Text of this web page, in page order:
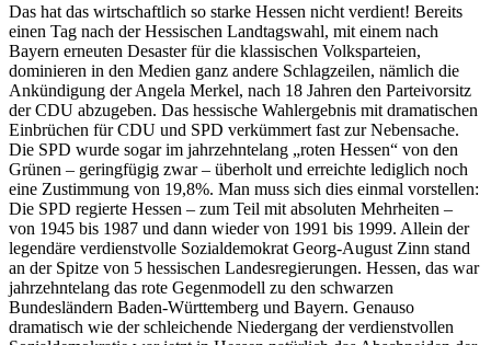
Das hat das wirtschaftlich so starke Hessen nicht verdient! Bereits
einen Tag nach der Hessischen Landtagswahl, mit einem nach
Bayern erneuten Desaster für die klassischen Volksparteien,
dominieren in den Medien ganz andere Schlagzeilen, nämlich die
Ankündigung der Angela Merkel, nach 18 Jahren den Parteivorsitz
der CDU abzugeben. Das hessische Wahlergebnis mit dramatischen
Einbrüchen für CDU und SPD verkümmert fast zur Nebensache.
Die SPD wurde sogar im jahrzehntelang „roten Hessen“ von den
Grünen – geringfügig zwar – überholt und erreichte lediglich noch
eine Zustimmung von 19,8%. Man muss sich dies einmal vorstellen:
Die SPD regierte Hessen – zum Teil mit absoluten Mehrheiten –
von 1945 bis 1987 und dann wieder von 1991 bis 1999. Allein der
legendäre verdienstvolle Sozialdemokrat Georg-August Zinn stand
an der Spitze von 5 hessischen Landesregierungen. Hessen, das war
jahrzehntelang das rote Gegenmodell zu den schwarzen
Bundesländern Baden-Württemberg und Bayern. Genauso
dramatisch wie der schleichende Niedergang der verdienstvollen